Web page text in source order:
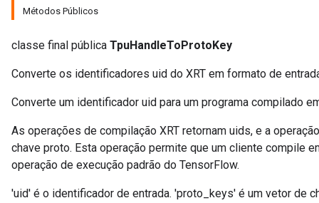
Métodos Públicos
classe final pública TpuHandleToProtoKey
Converte os identificadores uid do XRT em formato de
Converte um identificador uid para um programa compilado
As operações de compilação XRT retornam uids, e a
chave proto. Esta operação permite que um cliente compile
operação de execução padrão do TensorFlow.
'uid' é o identificador de entrada. 'proto_keys' é um vetor de